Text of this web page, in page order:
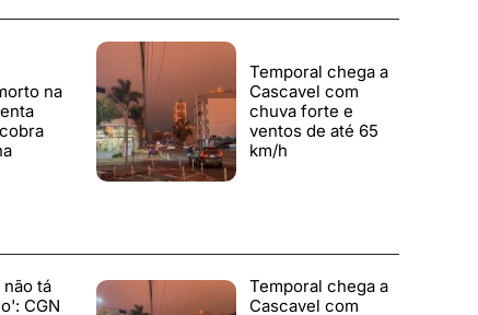
na
Temporal chega a
Cascavel com
chuva forte e
ventos de até 65
km/h
não tá
CGN
Temporal chega a
Cascavel com